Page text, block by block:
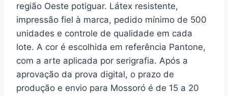
região Oeste potiguar. Látex resistente,
impressão fiel à marca, pedido mínimo de 500
unidades e controle de qualidade em cada
lote. A cor é escolhida em referência Pantone,
com a arte aplicada por serigrafia. Após a
aprovação da prova digital, o prazo de
produção e envio para Mossoró é de 15 a 20